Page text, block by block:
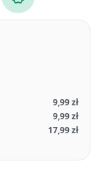
9,99 zł
9,99 zł
17,99 zł